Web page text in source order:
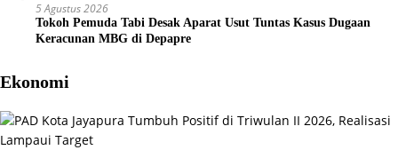
5 Agustus 2026
Tokoh Pemuda Tabi Desak Aparat Usut Tuntas Kasus Dugaan
Keracunan MBG di Depapre
Ekonomi